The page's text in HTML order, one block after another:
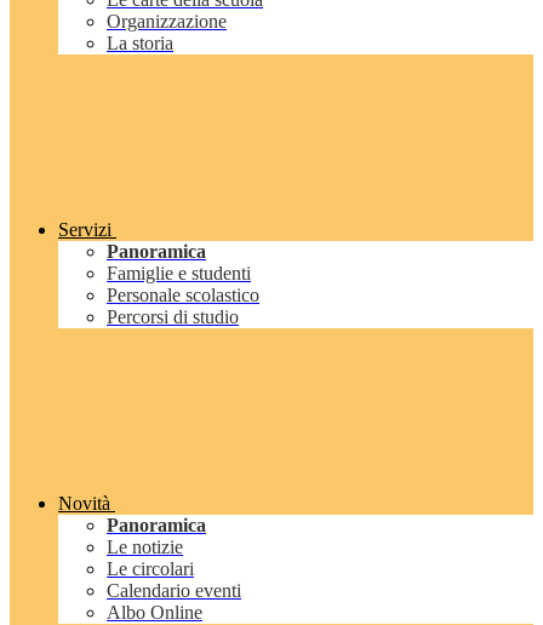
Organizzazione
La storia
Servizi
Panoramica
Famiglie e studenti
Personale scolastico
Percorsi di studio
Novità
Panoramica
Le notizie
Le circolari
Calendario eventi
Albo Online